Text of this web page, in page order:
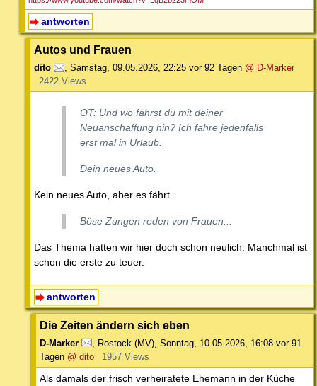
antworten
Autos und Frauen
dito Samstag, 09.05.2026, 22:25 vor 92 Tagen @ D-Marker
2422 Views
OT: Und wo fährst du mit deiner
Neuanschaffung hin? Ich fahre jedenfalls
erst mal in Urlaub.
Dein neues Auto.
Kein neues Auto, aber es fährt.
Böse Zungen reden von Frauen...
Das Thema hatten wir hier doch schon neulich. Manchmal ist
schon die erste zu teuer.
antworten
Die Zeiten ändern sich eben
D-Marker Rostock (MV) Sonntag, 10.05.2026, 16:08 vor 91
Tagen @ dito 1957 Views
Als damals der frisch verheiratete Ehemann in der Küche